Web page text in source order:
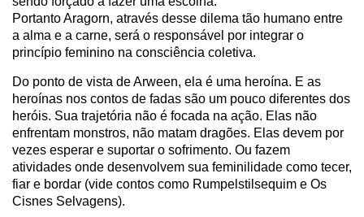
Portanto Aragorn, através desse dilema tão humano entre
a alma e a carne, será o responsável por integrar o
princípio feminino na consciência coletiva.
Do ponto de vista de Arween, ela é uma heroína. E as
heroínas nos contos de fadas são um pouco diferentes dos
heróis. Sua trajetória não é focada na ação. Elas não
enfrentam monstros, não matam dragões. Elas devem por
vezes esperar e suportar o sofrimento. Ou fazem
atividades onde desenvolvem sua feminilidade como tecer,
fiar e bordar (vide contos como Rumpelstilsequim e Os
Cisnes Selvagens).